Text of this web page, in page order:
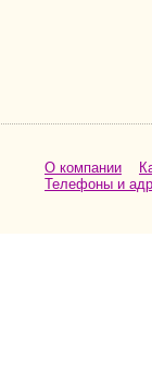
О компании
Телефоны и